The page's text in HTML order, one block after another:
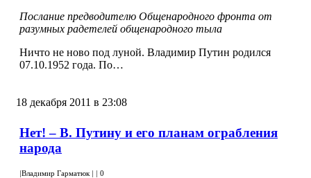
Послание предводителю Общенародного фронта от
разумных радетелей общенародного тыла
Ничто не ново под луной. Владимир Путин родился
07.10.1952 года. По…
18 декабря 2011 в 23:08
Нет! – В. Путину и его планам ограбления
народа
|Владимир Гарматюк | | 0